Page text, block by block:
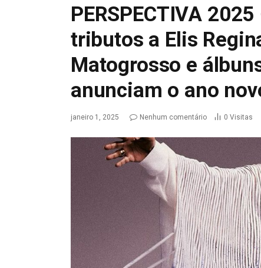
PERSPECTIVA
tributos a Elis
Matogrosso e
anunciam o ano
janeiro 1, 2025 Nenhum comentário 0 Visitas